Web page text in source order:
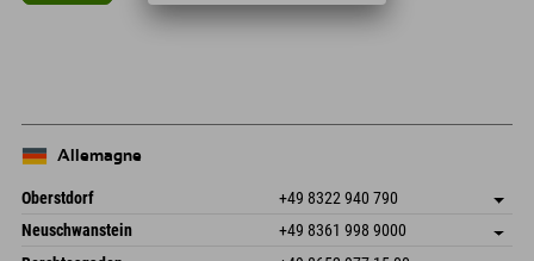
Allemagne
Oberstdorf +49 8322 940 790
An der Breitach 3
Enregistrer l'adresse
Neuschwanstein +49 8361 998 9000
An der Riese 45
Enregistrer l'adresse